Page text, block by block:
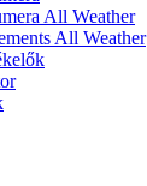
All Weather
All Weather